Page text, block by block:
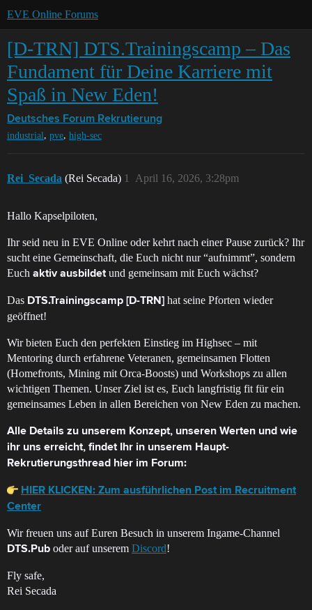
EVE Online Forums
[D-TRN] DTS.Trainingscamp – Das
Fundament für Deine Karriere mit
Spaß in New Eden!
Deutsches Forum Rekrutierung
industrial, pve, high-sec
Rei_Secada (Rei Secada) April 16, 2026, 3:28pm
1
Hallo Kapselpiloten,
Ihr seid neu in EVE Online oder kehrt nach einer Pause zurück? Ihr
sucht eine Gemeinschaft, die Euch nicht nur “aufnimmt”, sondern
Euch aktiv ausbildet und gemeinsam mit Euch wächst?
Das DTS.Trainingscamp [D-TRN] hat seine Pforten wieder
geöffnet!
Wir bieten Euch den perfekten Einstieg im Highsec – mit
Mentoring durch erfahrene Veteranen, gemeinsamen Flotten
(Homefronts, Mining mit Orca-Boosts) und Workshops zu allen
wichtigen Themen. Unser Ziel ist es, Euch langfristig fit für ein
gemeinsames Leben in allen Bereichen von New Eden zu machen.
Alle Details zu unserem Konzept, unseren Werten und wie
ihr uns erreicht, findet Ihr in unserem Haupt-
Rekrutierungsthread hier im Forum:
HIER KLICKEN: Zum ausführlichen Post im Recruitment
Center
Wir freuen uns auf Euren Besuch in unserem Ingame-Channel
DTS.Pub oder auf unserem Discord!
Fly safe,
Rei Secada